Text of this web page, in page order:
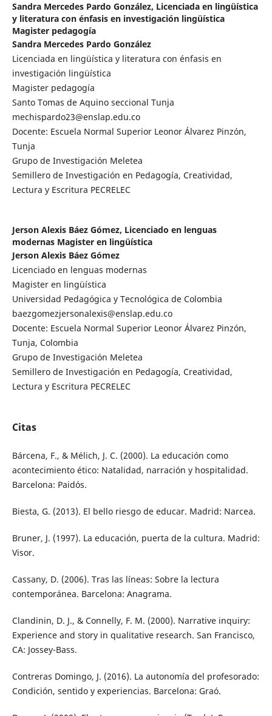
Sandra Mercedes Pardo González, Licenciada en lingüística
y literatura con énfasis en investigación lingüística
Magister pedagogía
Sandra Mercedes Pardo González
Licenciada en lingüística y literatura con énfasis en
investigación lingüística
Magister pedagogía
Santo Tomas de Aquino seccional Tunja
mechispardo23@enslap.edu.co
Docente: Escuela Normal Superior Leonor Álvarez Pinzón,
Tunja
Grupo de Investigación Meletea
Semillero de Investigación en Pedagogía, Creatividad,
Lectura y Escritura PECRELEC
Jerson Alexis Báez Gómez, Licenciado en lenguas
modernas Magister en lingüística
Jerson Alexis Báez Gómez
Licenciado en lenguas modernas
Magister en lingüística
Universidad Pedagógica y Tecnológica de Colombia
baezgomezjersonalexis@enslap.edu.co
Docente: Escuela Normal Superior Leonor Álvarez Pinzón,
Tunja, Colombia
Grupo de Investigación Meletea
Semillero de Investigación en Pedagogía, Creatividad,
Lectura y Escritura PECRELEC
Citas
Bárcena, F., & Mélich, J. C. (2000). La educación como
acontecimiento ético: Natalidad, narración y hospitalidad.
Barcelona: Paidós.
Biesta, G. (2013). El bello riesgo de educar. Madrid: Narcea.
Bruner, J. (1997). La educación, puerta de la cultura. Madrid:
Visor.
Cassany, D. (2006). Tras las líneas: Sobre la lectura
contemporánea. Barcelona: Anagrama.
Clandinin, D. J., & Connelly, F. M. (2000). Narrative inquiry:
Experience and story in qualitative research. San Francisco,
CA: Jossey-Bass.
Contreras Domingo, J. (2016). La autonomía del profesorado:
Condición, sentido y experiencias. Barcelona: Graó.